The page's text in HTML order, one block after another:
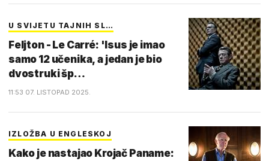
U SVIJETU TAJNIH SL…
Feljton - Le Carré: 'Isus je imao
samo 12 učenika, a jedan je bio
dvostruki šp…
11:53 07. LISTOPAD 2025.
IZLOŽBA U ENGLESKOJ
Kako je nastajao Krojač Paname: